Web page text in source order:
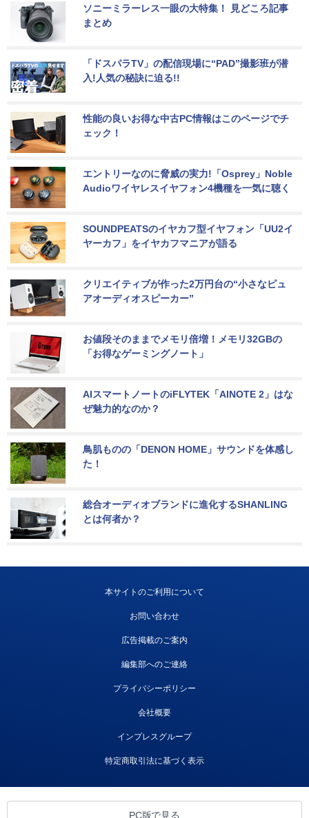
ソニーミラーレス一眼の大特集！ 見どころ記事
まとめ
「ドスパラTV」の配信現場に“PAD”撮影班が潜
入!人気の秘訣に迫る!!
性能の良いお得な中古PC情報はこのページでチ
ェック！
エントリーなのに脅威の実力!「Osprey」Noble
Audioワイヤレスイヤフォン4機種を一気に聴く
SOUNDPEATSのイヤカフ型イヤフォン「UU2イ
ヤーカフ」をイヤカフマニアが語る
クリエイティブが作った2万円台の“小さなピュ
アオーディオスピーカー”
お値段そのままでメモリ倍増！メモリ32GBの
「お得なゲーミングノート」
AIスマートノートのiFLYTEK「AINOTE 2」はな
ぜ魅力的なのか？
鳥肌ものの「DENON HOME」サウンドを体感し
た！
総合オーディオブランドに進化するSHANLING
とは何者か？
本サイトのご利用について
お問い合わせ
広告掲載のご案内
編集部へのご連絡
プライバシーポリシー
会社概要
インプレスグループ
特定商取引法に基づく表示
PC版で見る